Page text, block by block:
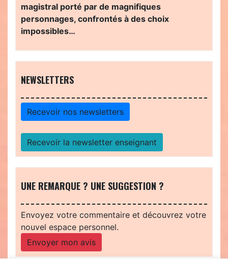
magistral porté par de magnifiques
personnages, confrontés à des choix
impossibles…
NEWSLETTERS
Recevoir nos newsletters
Recevoir la newsletter enseignant
UNE REMARQUE ? UNE SUGGESTION ?
Envoyez votre commentaire et découvrez votre
nouvel espace personnel.
Envoyer mon avis